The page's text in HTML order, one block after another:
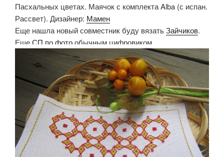
Пасхальных цветах. Маячок с комплекта Alba (с испан.
Рассвет). Дизайнер: Мамен
Еще нашла новый совместник буду вязатьЗайчиков.
ЕщеСП по фотообычным цифровиком.